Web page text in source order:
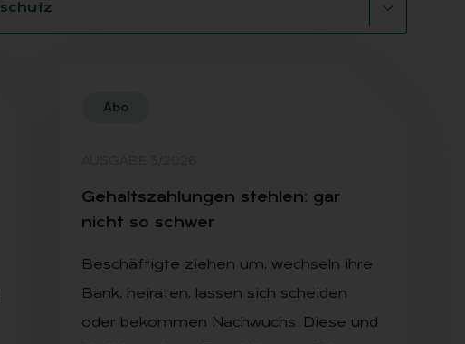
Abo
Ge­halts­zah­lun­gen steh­len: gar
nicht so schwer
Beschäftigte ziehen um, wechseln ihre
Bank, heiraten, lassen sich scheiden
oder bekommen Nachwuchs. Diese und